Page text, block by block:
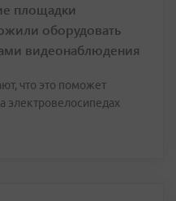
площадки
оборудовать
видеонаблюдения
что это поможет
электровелосипедах